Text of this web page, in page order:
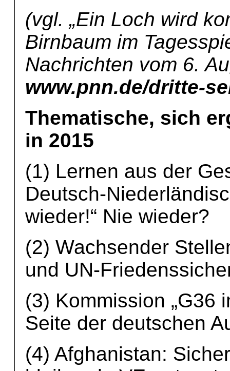
(vgl. „Ein Loch wird
Birnbaum im
Nachrichten vom 6.
www.pnn.de/dritte-
Thematische, sich
in 2015
(1) Lernen aus der
Deutsch-
wieder!“ Nie wieder?
(2) Wachsender
und UN-
(3) Kommission „G36
Seite der deutschen
(4) Afghanistan: